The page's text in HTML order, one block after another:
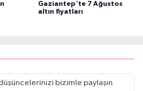
Gaziantep'te 7 Ağustos
altın fiyatları